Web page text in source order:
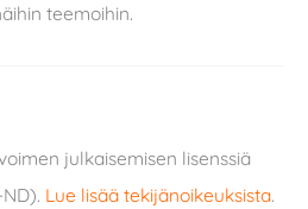
teemoihin.
julkaisemisen lisenssiä
Lue lisää tekijänoikeuksista.